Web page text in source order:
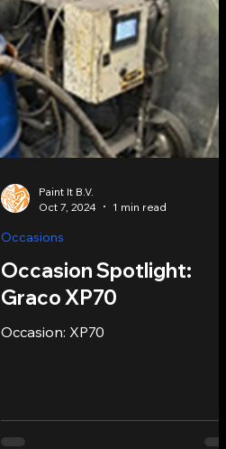
Occasion Spotlight:
Graco XP70
Occasion: XP70
Occasions
Paint It B.V.
Oct 7, 2024
1 min read